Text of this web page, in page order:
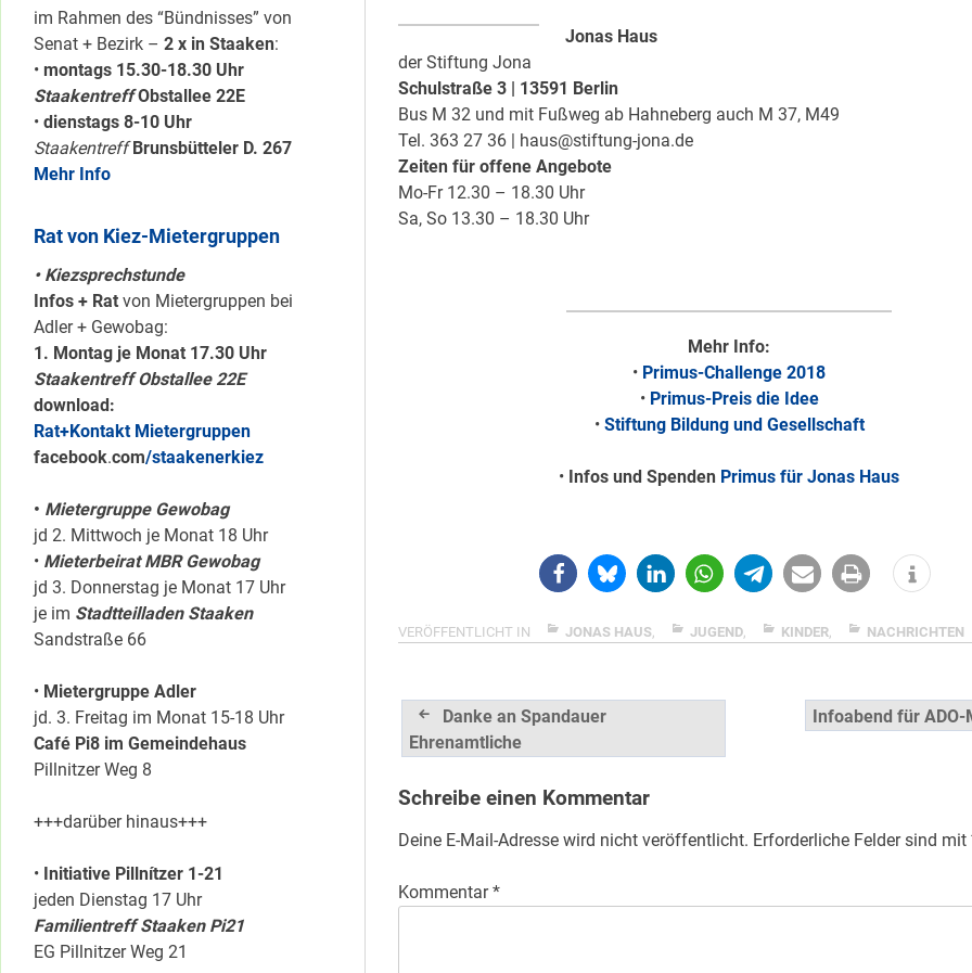
Jonas Haus
der Stiftung Jona
Schulstraße 3 | 13591 Berlin
Bus M 32 und mit Fußweg ab Hahneberg auch M 37, M49
Tel. 363 27 36 | haus@stiftung-jona.de
Zeiten für offene Angebote
Mo-Fr 12.30 – 18.30 Uhr
Sa, So 13.30 – 18.30 Uhr
Mehr Info:
• Primus-Challenge 2018
• Primus-Preis die Idee
• Stiftung Bildung und Gesellschaft
• Infos und Spenden Primus für Jonas Haus
VERÖFFENTLICHT IN JONAS HAUS, JUGEND, KINDER, NACHRICHTEN
Beitragsnavigation
Danke an Spandauer
Ehrenamtliche
Infoabend für
Schreibe einen Kommentar
Deine E-Mail-Adresse wird nicht veröffentlicht. Erforderliche Felder sind mit
Kommentar*
im Rahmen des “Bündnisses” von
Senat + Bezirk – 2 x in Staaken:
• montags 15.30-18.30 Uhr
Staakentreff Obstallee 22E
• dienstags 8-10 Uhr
Staakentreff Brunsbütteler D. 267
Mehr Info
Rat von Kiez-Mietergruppen
• Kiezsprechstunde
Infos + Rat von Mietergruppen bei
Adler + Gewobag:
1. Montag je Monat 17.30 Uhr
Staakentreff Obstallee 22E
download:
Rat+Kontakt Mietergruppen
facebook.com/staakenerkiez
• Mietergruppe Gewobag
jd 2. Mittwoch je Monat 18 Uhr
• Mieterbeirat MBR Gewobag
jd 3. Donnerstag je Monat 17 Uhr
je im Stadtteilladen Staaken
Sandstraße 66
• Mietergruppe Adler
jd. 3. Freitag im Monat 15-18 Uhr
Café Pi8 im Gemeindehaus
Pillnitzer Weg 8
+++darüber hinaus+++
• Initiative Pillnítzer 1-21
jeden Dienstag 17 Uhr
Familientreff Staaken Pi21
EG Pillnitzer Weg 21